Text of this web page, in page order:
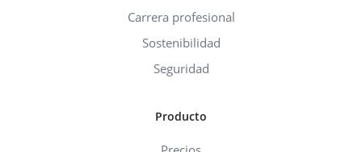
Carrera profesional
Sostenibilidad
Seguridad
Producto